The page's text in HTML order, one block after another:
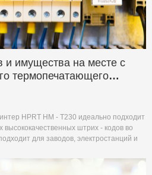
и имущества на месте с
термопечатающего
HPRT HM - T230 идеально подходит
высококачественных штрих - кодов во
для заводов, электростанций и